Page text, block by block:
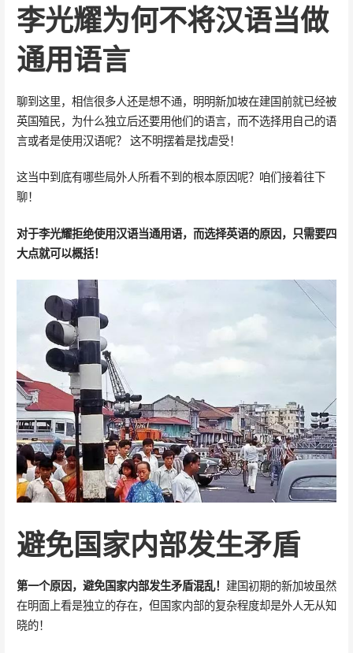
李光耀为何不将汉语当做
通用语言
聊到这里，相信很多人还是想不通，明明新加坡在建国前就已经被
英国殖民，为什么独立后还要用他们的语言，而不选择用自己的语
言或者是使用汉语呢？ 这不明摆着是找虐受！
这当中到底有哪些局外人所看不到的根本原因呢？咱们接着往下
聊！
对于李光耀拒绝使用汉语当通用语，而选择英语的原因，只需要四
大点就可以概括！
避免国家内部发生矛盾
第一个原因，避免国家内部发生矛盾混乱！ 建国初期的新加坡虽然
在明面上看是独立的存在，但国家内部的复杂程度却是外人无从知
晓的！